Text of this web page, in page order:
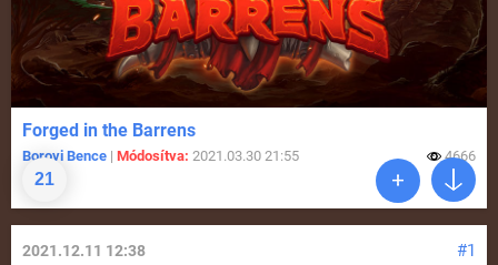
21
Forged in the Barrens
Borovi Bence | Módosítva: 2021.03.30 21:55 4666
#1
2021.12.11 12:38